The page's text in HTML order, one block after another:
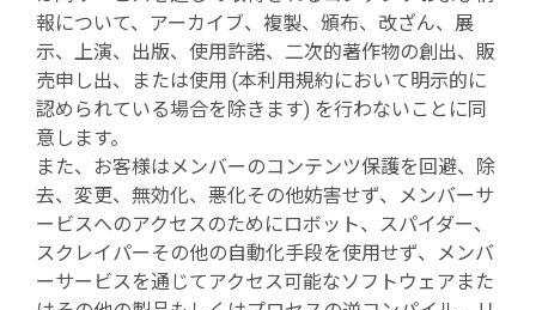
報について、アーカイブ、複製、頒布、改ざん、展
示、上演、出版、使用許諾、二次的著作物の創出、販
売申し出、または使用 (本利用規約において明示的に
認められている場合を除きます) を行わないことに同
意します。
また、お客様はメンバーのコンテンツ保護を回避、除
去、変更、無効化、悪化その他妨害せず、メンバーサ
ービスへのアクセスのためにロボット、スパイダー、
スクレイパーその他の自動化手段を使用せず、メンバ
ーサービスを通じてアクセス可能なソフトウェアまた